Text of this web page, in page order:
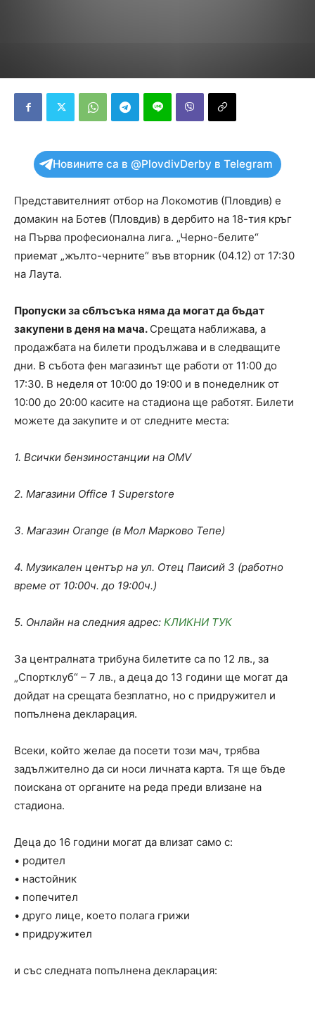
Новините са в @PlovdivDerby в Telegram
Представителният отбор на Локомотив (Пловдив) е
домакин на Ботев (Пловдив) в дербито на 18-тия кръг
на Първа професионална лига. „Черно-белите“
приемат „жълто-черните“ във вторник (04.12) от 17:30
на Лаута.
Пропуски за сблъсъка няма да могат да бъдат
закупени в деня на мача. Срещата наближава, а
продажбата на билети продължава и в следващите
дни. В събота фен магазинът ще работи от 11:00 до
17:30. В неделя от 10:00 до 19:00 и в понеделник от
10:00 до 20:00 касите на стадиона ще работят. Билети
можете да закупите и от следните места:
1. Всички бензиностанции на OMV
2. Магазини Office 1 Superstore
3. Магазин Orange (в Мол Марково Тепе)
4. Музикален център на ул. Отец Паисий 3 (работно
време от 10:00ч. до 19:00ч.)
5. Онлайн на следния адрес: КЛИКНИ ТУК
За централната трибуна билетите са по 12 лв., за
„Спортклуб“ – 7 лв., а деца до 13 години ще могат да
дойдат на срещата безплатно, но с придружител и
попълнена декларация.
Всеки, който желае да посети този мач, трябва
задължително да си носи личната карта. Тя ще бъде
поискана от органите на реда преди влизане на
стадиона.
Деца до 16 години могат да влизат само с:
• родител
• настойник
• попечител
• друго лице, което полага грижи
• придружител
и със следната попълнена декларация: